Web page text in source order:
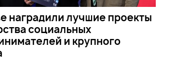
наградили лучшие проекты
социальных
и крупного